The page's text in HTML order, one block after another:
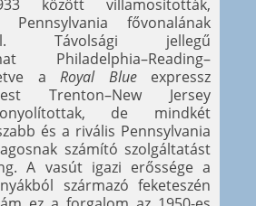
között villamosították,
fővonalának
Távolsági jellegű
Philadelphia–Reading–
aRoyal Blueexpressz
Trenton–New Jersey
de mindkét
és a rivális Pennsylvania
számító szolgáltatást
A vasút igazi erőssége a
származó feketeszén